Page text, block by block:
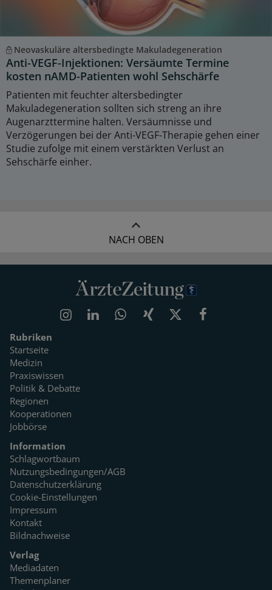
Neovaskuläre altersbedingte Makuladegeneration
Anti-VEGF-Injektionen: Versäumte Termine
kosten nAMD-Patienten wohl Sehschärfe
Patienten mit feuchter altersbedingter
Makuladegeneration sollten sich streng an ihre
Augenarzttermine halten. Versäumnisse und
Verzögerungen bei der Anti-VEGF-Therapie gehen einer
Studie zufolge mit einem verstärkten Verlust an
Sehschärfe einher.
NACH OBEN
Rubriken
Startseite
Medizin
Praxiswissen
Politik & Debatte
Regionen
Kooperationen
Jobbörse
Information
Schlagwortbaum
Nutzungsbedingungen/AGB
Datenschutzerklärung
Cookie-Einstellungen
Impressum
Kontakt
Bildnachweise
Verlag
Mediadaten
Themenplaner